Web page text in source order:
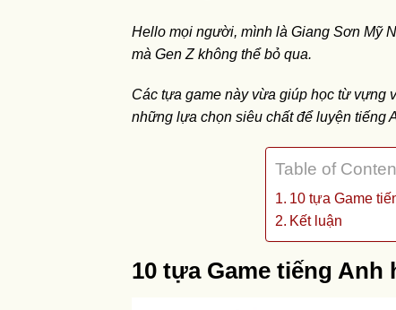
Hello mọi người, mình là Giang Sơn Mỹ
mà Gen Z không thể bỏ qua.
Các tựa game này vừa giúp học từ vựng
những lựa chọn siêu chất để luyện tiếng
Table of
10 tựa Game
Kết luận
10 tựa Game tiếng